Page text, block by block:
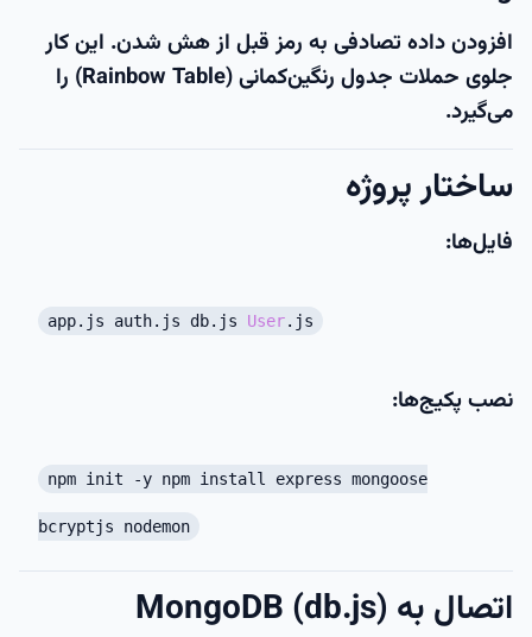
افزودن داده تصادفی به رمز قبل از هش شدن. این کار
جلوی حملات جدول رنگین‌کمانی (Rainbow Table) را
می‌گیرد.
ساختار پروژه
فایل‌ها:
app.js auth.js db.js User.js
نصب پکیج‌ها:
npm init -y npm install express mongoose
bcryptjs nodemon
اتصال به MongoDB (db.js)